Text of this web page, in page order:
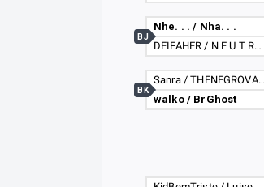
Nhe. . . / Nha. . .
DEIFAHER / N E U T R O#5233
BJ
Sanra / THENEGROVARA
walko / BrGhost
BK